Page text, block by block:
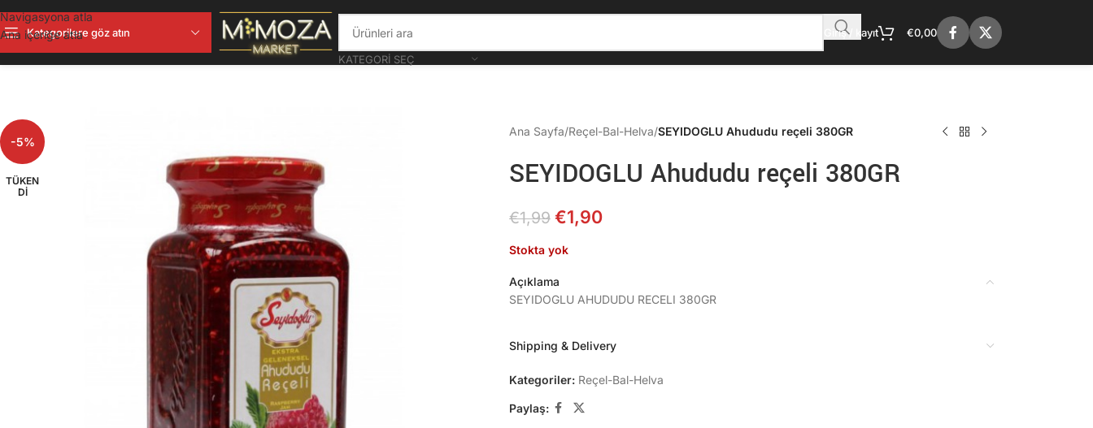
Navigasyona atla
Ana içeriğe atla
Kategorilere göz atın
KATEGORI SEÇ
Giriş / kayıt €0,00
-5%
TÜKEN
DI
Ana Sayfa/Reçel-Bal-Helva/SEYIDOGLU Ahududu reçeli 380GR
SEYIDOGLU Ahududu reçeli 380GR
€1,99 €1,90
Stokta yok
Açıklama
SEYIDOGLU AHUDUDU RECELI 380GR
Shipping & Delivery
Kategoriler: Reçel-Bal-Helva
Paylaş: